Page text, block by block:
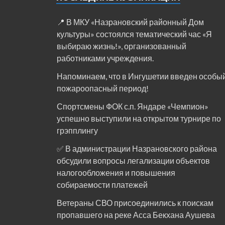
📍 В МКУ «Назрановский районный Дом
культуры» состоялся тематический час «Я
выбираю жизнь!», организованный
работниками учреждения.
Напоминаем, что в Ингушетии введен
пожароопасный период!⁣⁣⠀
Спортсмены ФОК с.п. Яндаре «Чемпион»
успешно выступили на открытом турнире по
грэпплингу
✅ В администрации Назрановского района
обсудили вопросы легализации объектов
налогообложения и повышения
собираемости платежей
Ветераны СВО присоединились к поискам
пропавшего на реке Асса Бекхана Аушева